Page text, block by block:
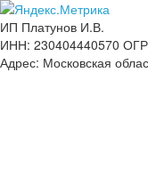
ИП Платунов И.В.
ИНН: 230404440570
Адрес: Московская